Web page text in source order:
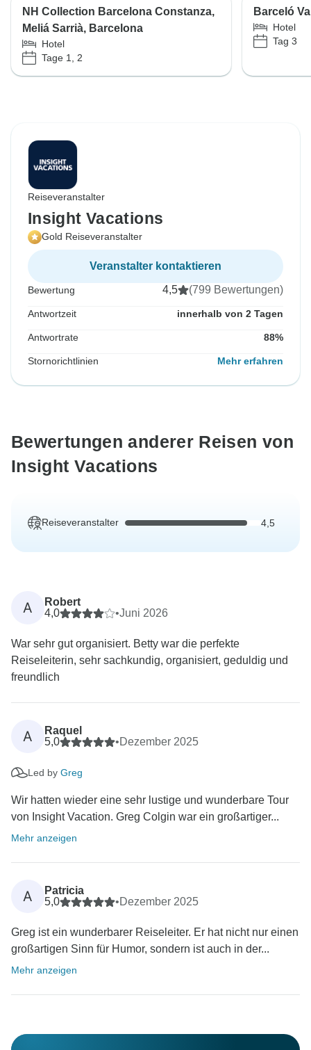
NH Collection Barcelona Constanza,
Meliá Sarrià, Barcelona
Hotel
Tage 1, 2
Barceló
Hotel
Tag 3
Reiseveranstalter
Insight Vacations
Gold Reiseveranstalter
Veranstalter kontaktieren
Bewertung 4,5 (799 Bewertungen)
Antwortzeit innerhalb von 2 Tagen
Antwortrate 88%
Stornorichtlinien Mehr erfahren
Bewertungen anderer Reisen von
Insight Vacations
Reiseveranstalter 4,5
A
Robert
4,0
•Juni 2026
War sehr gut organisiert. Betty war die perfekte
Reiseleiterin, sehr sachkundig, organisiert, geduldig und
freundlich
A
Raquel
5,0
•Dezember 2025
Led by Greg
Wir hatten wieder eine sehr lustige und wunderbare Tour
von Insight Vacation. Greg Colgin war ein großartiger...
Mehr anzeigen
A
Patricia
5,0
•Dezember 2025
Greg ist ein wunderbarer Reiseleiter. Er hat nicht nur einen
großartigen Sinn für Humor, sondern ist auch in der...
Mehr anzeigen